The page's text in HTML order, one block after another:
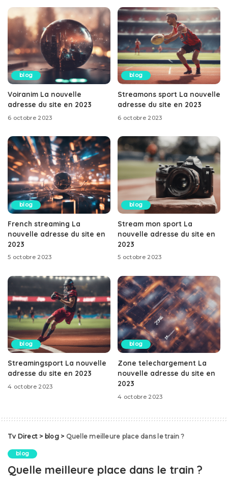
blog
Voiranim La nouvelle
adresse du site en 2023
6 octobre 2023
blog
Streamons sport La nouvelle
adresse du site en 2023
6 octobre 2023
blog
French streaming La
nouvelle adresse du site en
2023
5 octobre 2023
blog
Stream mon sport La
nouvelle adresse du site en
2023
5 octobre 2023
blog
Streamingsport La nouvelle
adresse du site en 2023
4 octobre 2023
blog
Zone telechargement La
nouvelle adresse du site en
2023
4 octobre 2023
Tv Direct > blog> Quelle meilleure place dans le train ?
blog
Quelle meilleure place dans le train ?